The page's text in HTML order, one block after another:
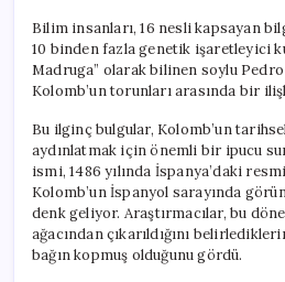
Bilim insanları, 16 nesli kapsayan
10 binden fazla genetik işaretleyici
Madruga” olarak bilinen soylu
Kolomb’un torunları arasında bir
Bu ilginç bulgular, Kolomb’un
aydınlatmak için önemli bir ipucu
ismi, 1486 yılında İspanya’daki
Kolomb’un İspanyol sarayında
denk geliyor. Araştırmacılar, bu
ağacından çıkarıldığını
bağın kopmuş olduğunu gördü.